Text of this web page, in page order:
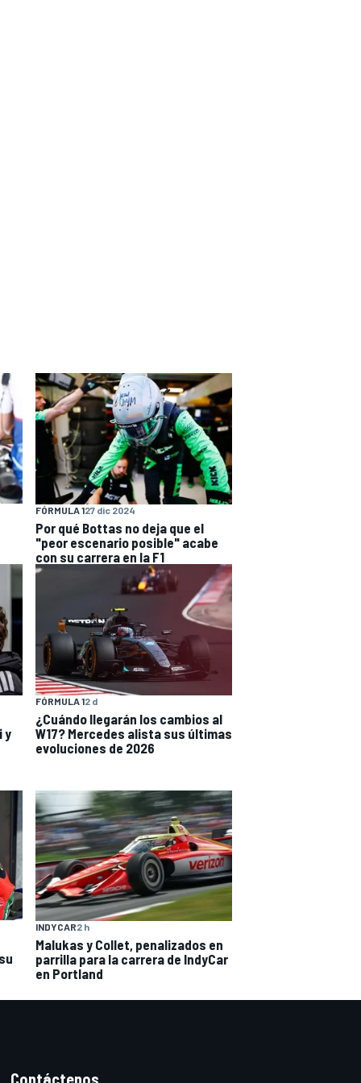
FÓRMULA 127 dic 2024
Por qué Bottas no deja que el
"peor escenario posible" acabe
con su carrera en la F1
y
FÓRMULA 12 d
¿Cuándo llegarán los cambios al
W17? Mercedes alista sus últimas
evoluciones de 2026
INDYCAR2 h
Malukas y Collet, penalizados en
parrilla para la carrera de IndyCar
en Portland